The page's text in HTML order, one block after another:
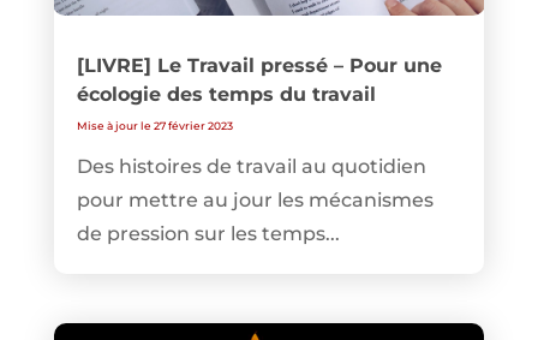
[LIVRE] Le Travail pressé – Pour une
écologie des temps du travail
Mise à jour le 27 février 2023
Des histoires de travail au quotidien
pour mettre au jour les mécanismes
de pression sur les temps...